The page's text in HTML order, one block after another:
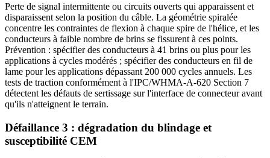
Perte de signal intermittente ou circuits ouverts qui apparaissent et
disparaissent selon la position du câble. La géométrie spiralée
concentre les contraintes de flexion à chaque spire de l'hélice, et les
conducteurs à faible nombre de brins se fissurent à ces points.
Prévention : spécifier des conducteurs à 41 brins ou plus pour les
applications à cycles modérés ; spécifier des conducteurs en fil de
lame pour les applications dépassant 200 000 cycles annuels. Les
tests de traction conformément à l'IPC/WHMA-A-620 Section 7
détectent les défauts de sertissage sur l'interface de connecteur avant
qu'ils n'atteignent le terrain.
Défaillance 3 : dégradation du blindage et
susceptibilité CEM